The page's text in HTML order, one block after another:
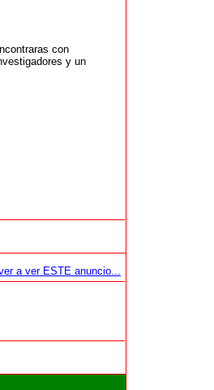
con
y un
a ver ESTE anuncio...